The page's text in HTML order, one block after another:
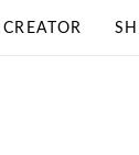
CREATOR